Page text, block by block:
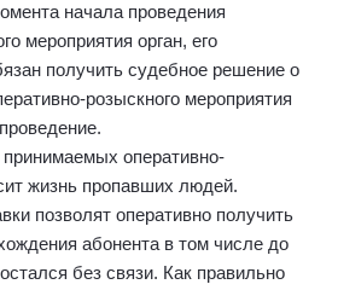
начала проведения
мероприятия орган, его
получить судебное решение о
розыскного мероприятия
оперативно-
жизнь пропавших людей.
позволят оперативно получить
абонента в том числе до
без связи. Как правильно